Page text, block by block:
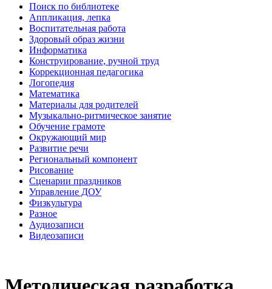
Поиск по библиотеке
Аппликация, лепка
Воспитательная работа
Здоровый образ жизни
Информатика
Конструирование, ручной труд
Коррекционная педагогика
Логопедия
Математика
Материалы для родителей
Музыкально-ритмическое занятие
Обучение грамоте
Окружающий мир
Развитие речи
Региональный компонент
Рисование
Сценарии праздников
Управление ДОУ
Физкультура
Разное
Аудиозаписи
Видеозаписи